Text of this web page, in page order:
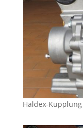
Haldex-Kupplung